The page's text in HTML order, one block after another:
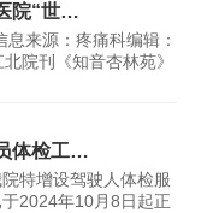
院“世…
来源：疼痛科编辑：
院刊《知音杏林苑》
体检工…
特增设驾驶人体检服
2024年10月8日起正